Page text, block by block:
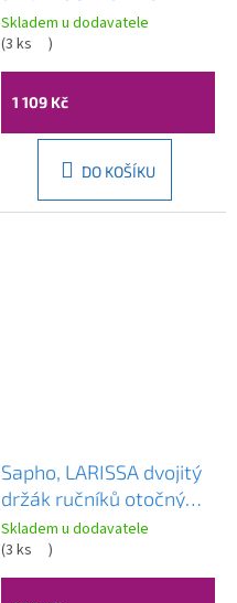
otočný, chrom, XR405
Skladem u dodavatele
(3 ks )
1 109 Kč
DO KOŠÍKU
Sapho, LARISSA dvojitý
držák ručníků otočný
350mm, chrom, WS021
Skladem u dodavatele
(3 ks )